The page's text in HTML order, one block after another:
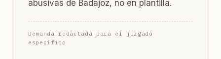
abusivas de Badajoz, no en plantilla.
Demanda redactada para el juzgado
específico